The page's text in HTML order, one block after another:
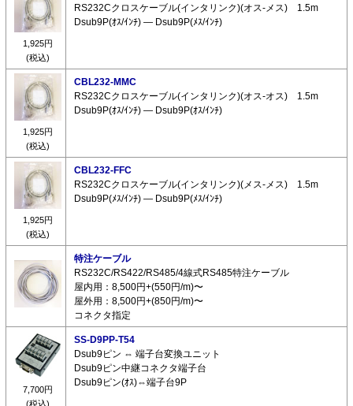
1,925円
(税込)
RS232Cクロスケーブル(インタリンク)(オス-メス) 1.5m
Dsub9P(ｵｽ/ｲﾝﾁ) ― Dsub9P(ﾒｽ/ｲﾝﾁ)
1,925円
(税込)
CBL232-MMC
RS232Cクロスケーブル(インタリンク)(オス-オス) 1.5m
Dsub9P(ｵｽ/ｲﾝﾁ) ― Dsub9P(ｵｽ/ｲﾝﾁ)
1,925円
(税込)
CBL232-FFC
RS232Cクロスケーブル(インタリンク)(メス-メス) 1.5m
Dsub9P(ﾒｽ/ｲﾝﾁ) ― Dsub9P(ﾒｽ/ｲﾝﾁ)
特注ケーブル
RS232C/RS422/RS485/4線式RS485特注ケーブル
屋内用：8,500円+(550円/m)〜
屋外用：8,500円+(850円/m)〜
コネクタ指定
7,700円
(税込)
SS-D9PP-T54
Dsub9ピン ⇔ 端子台変換ユニット
Dsub9ピン中継コネクタ端子台
Dsub9ピン(ｵｽ)⇔端子台9P